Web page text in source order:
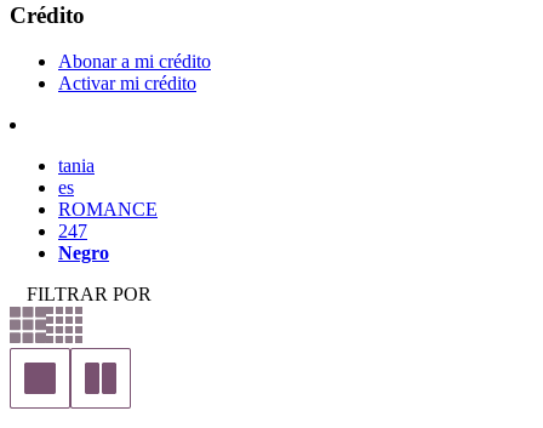
Crédito
Abonar a mi crédito
Activar mi crédito
tania
es
ROMANCE
247
Negro
FILTRAR POR